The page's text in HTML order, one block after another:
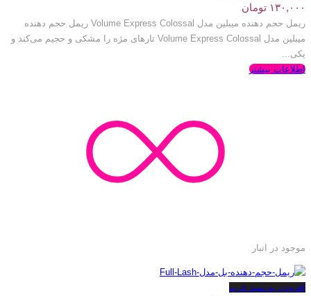
۱۳۰,۰۰۰ تومان
ریمل حجم دهنده میبلین مدل Volume Express Colossal ریمل حجم دهنده
میبلین مدل Volume Express Colossal تارهای مژه را مشکی و حجیم می‌کند و
یکی...
اطلاعات بیشتر
موجود در انبار
افزودن به سبد خرید